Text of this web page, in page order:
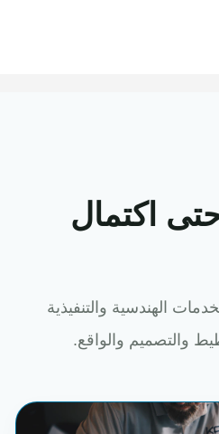
اكتمال
الهندسية والتنفيذية
والتصميم والواقع.